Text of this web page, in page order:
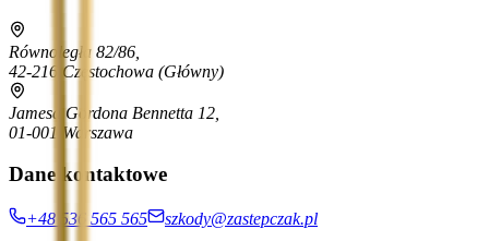
Równoległa 82/86,
42-216 Częstochowa (Główny)
Jamesa Gordona Bennetta 12,
01-001 Warszawa
Dane kontaktowe
+48 536 565 565 szkody@zastepczak.pl